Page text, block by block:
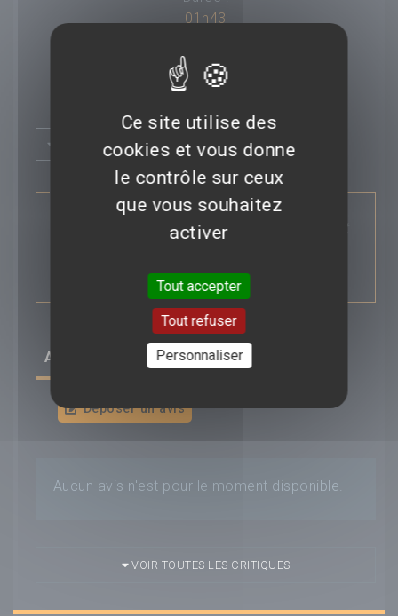
01h43
Titre original :
Sanctum
Compositeur :---
Budget :
$ 30 000 000
Box-office mondial :---
Classification :
Saga :---
Plus d'infos
Une équipe de plongée menée par un père et
son fils se retrouve confrontée à un grave
AVIS/CRITIQUE DU FILMSANCTUM
Déposer un avis
Aucun avis n'est pour le moment disponible.
VOIR TOUTES LES CRITIQUES
Ce site utilise des
cookies et vous donne
le contrôle sur ceux
que vous souhaitez
activer
Tout accepter
Tout refuser
Personnaliser